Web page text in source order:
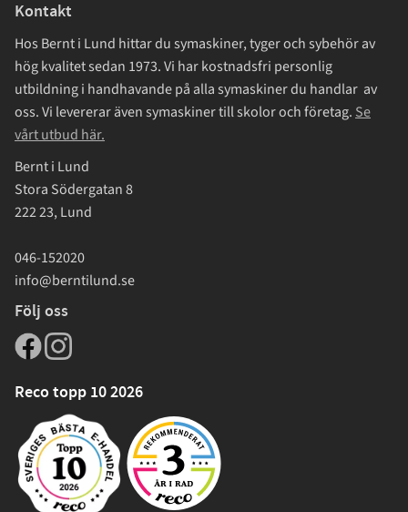
Kontakt
Hos Bernt i Lund hittar du symaskiner, tyger och sybehör av
hög kvalitet sedan 1973. Vi har kostnadsfri personlig
utbildning i handhavande på alla symaskiner du handlar av
oss. Vi levererar även symaskiner till skolor och företag. Se
vårt utbud här.
Bernt i Lund
Stora Södergatan 8
222 23, Lund
046-152020
info@berntilund.se
Följ oss
Reco topp 10 2026